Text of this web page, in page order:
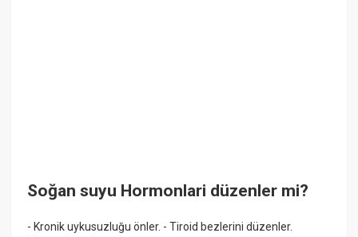
Soğan suyu Hormonlari düzenler mi?
- Kronik uykusuzluğu önler. - Tiroid bezlerini düzenler.